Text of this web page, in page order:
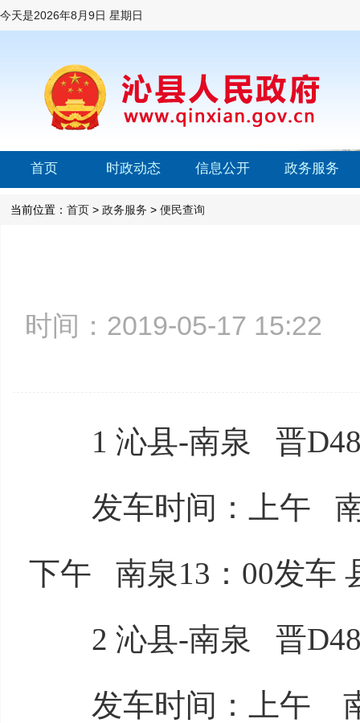
今天是2026年8月9日 星期日
首页 时政动态 信息公开 政务服务
当前位置： 首页 > 政务服务 > 便民查询
时间：2019-05-17
1 沁县-南泉 晋
发车时间：上午 南
下午 南泉13：00发车
2 沁县-南泉 晋
发车时间：上午 南